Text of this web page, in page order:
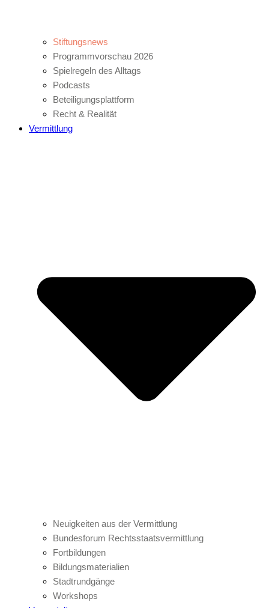
Stiftungsnews
Programmvorschau 2026
Spielregeln des Alltags
Podcasts
Beteiligungsplattform
Recht & Realität
Vermittlung
Neuigkeiten aus der Vermittlung
Bundesforum Rechtsstaatsvermittlung
Fortbildungen
Bildungsmaterialien
Stadtrundgänge
Workshops